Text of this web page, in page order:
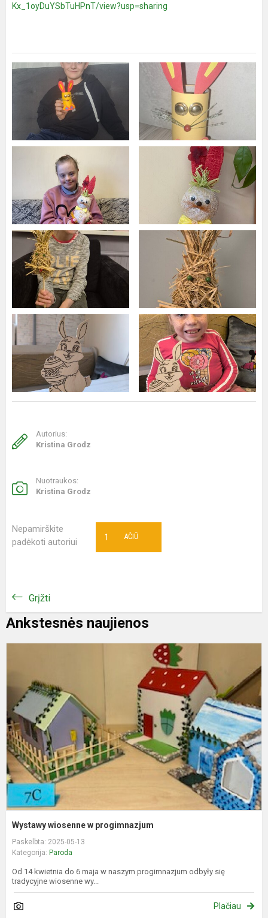
Kx_1oyDuYSbTuHPnT/view?usp=sharing
Autorius:
Kristina Grodz
Nuotraukos:
Kristina Grodz
Nepamirškite
padėkoti autoriui
AČIŪ
1
Grįžti
Ankstesnės naujienos
Wystawy wiosenne w progimnazjum
Paskelbta: 2025-05-13
Kategorija: Paroda
Od 14 kwietnia do 6 maja w naszym progimnazjum odbyły się
tradycyjne wiosenne wy...
Plačiau